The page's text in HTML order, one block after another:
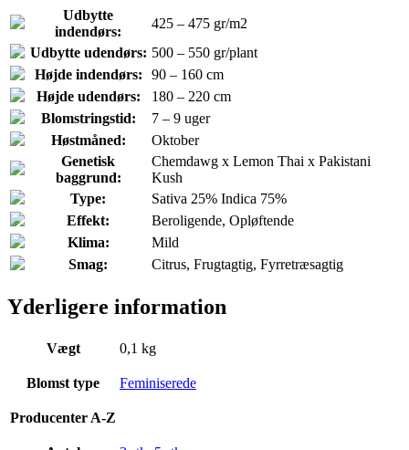
Udbytte
indendørs:
425 – 475 gr/m2
Udbytte udendørs: 500 – 550 gr/plant
Højde indendørs:
90 – 160 cm
Højde udendørs:
180 – 220 cm
Blomstringstid:
7 – 9 uger
Høstmåned:
Oktober
Genetisk
baggrund:
Chemdawg x Lemon Thai x Pakistani
Kush
Type:
Sativa 25% Indica 75%
Effekt:
Beroligende, Opløftende
Klima:
Mild
Smag:
Citrus, Frugtagtig, Fyrretræsagtig
Yderligere information
Vægt 0,1 kg
Blomst type Feminiserede
Producenter A-Z